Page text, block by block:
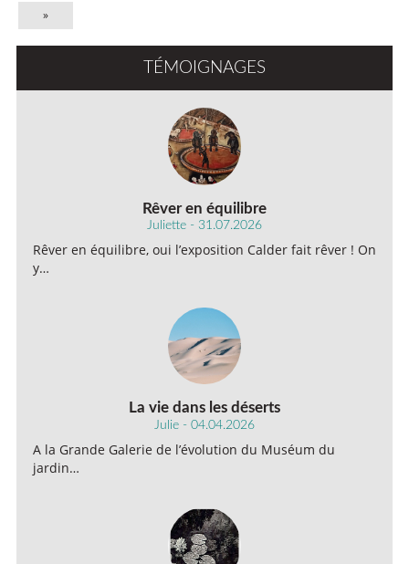
»
TÉMOIGNAGES
Rêver en équilibre
Juliette - 31.07.2026
Rêver en équilibre, oui l’exposition Calder fait rêver ! On
y…
La vie dans les déserts
Julie - 04.04.2026
A la Grande Galerie de l’évolution du Muséum du
jardin…